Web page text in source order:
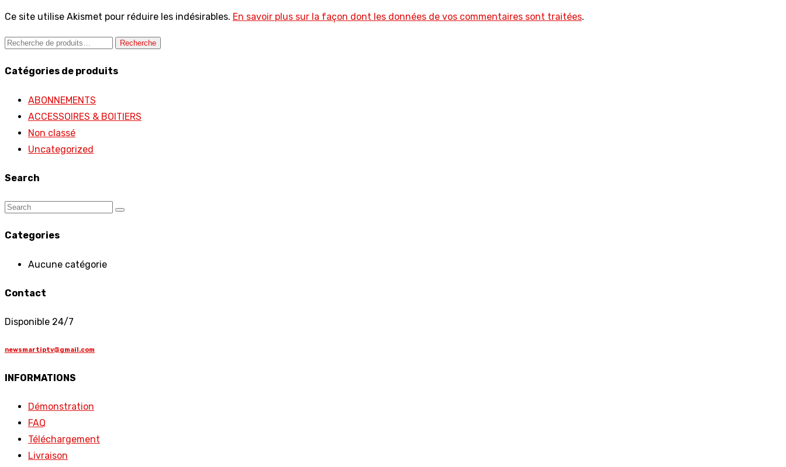
Ce site utilise Akismet pour réduire les indésirables. En savoir plus sur la façon dont les données de vos commentaires sont traitées.
Recherche
Recherche
Catégories de produits
ABONNEMENTS
ACCESSOIRES & BOITIERS
Non classé
Uncategorized
Search
Categories
Aucune catégorie
Contact
Disponible 24/7
newsmartiptv@gmail.com
INFORMATIONS
Démonstration
FAQ
Téléchargement
Livraison